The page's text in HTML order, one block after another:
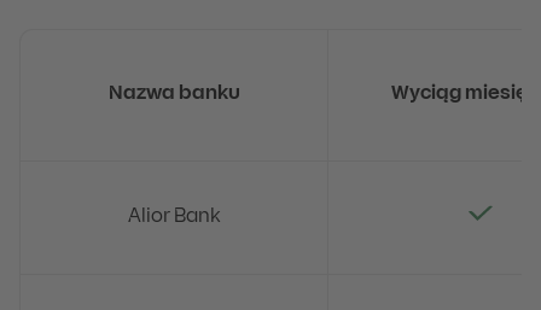
Nazwa banku Wyciąg
Alior Bank